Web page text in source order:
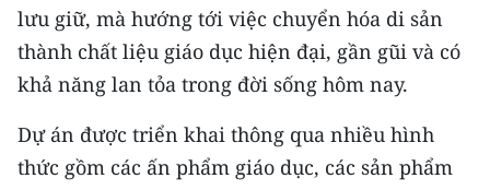
NHÂN DÂN HẰNG THÁNG
MUA BÁO
ĐỌC BÁO IN
lưu giữ, mà hướng tới việc chuyển hóa di sản
thành chất liệu giáo dục hiện đại, gần gũi và có
khả năng lan tỏa trong đời sống hôm nay.
Dự án được triển khai thông qua nhiều hình
thức gồm các ấn phẩm giáo dục, các sản phẩm